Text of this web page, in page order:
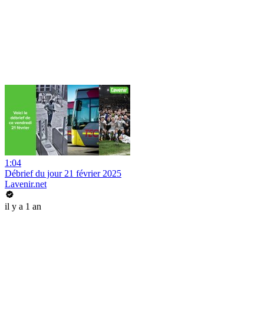
1:04
Débrief du jour 21 février 2025
Lavenir.net
il y a 1 an